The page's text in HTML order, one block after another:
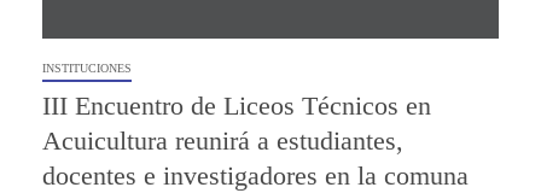
INSTITUCIONES
III Encuentro de Liceos Técnicos en
Acuicultura reunirá a estudiantes,
docentes e investigadores en la comuna